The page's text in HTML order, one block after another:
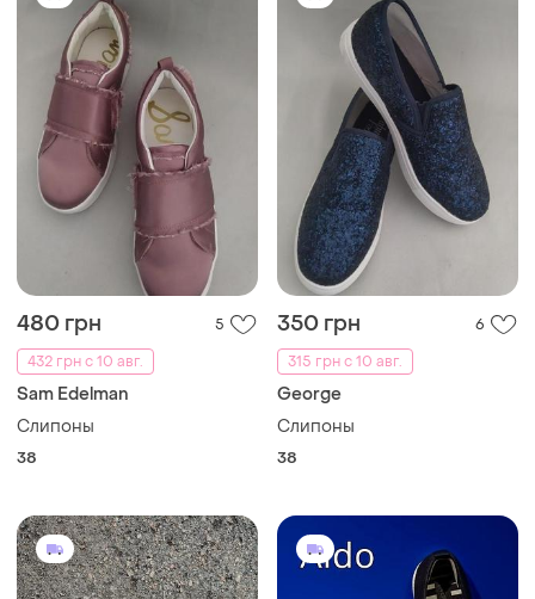
480 грн
5
432 грн с 10 авг.
Sam Edelman
Слипоны
38
350 грн
6
315 грн с 10 авг.
George
Слипоны
38